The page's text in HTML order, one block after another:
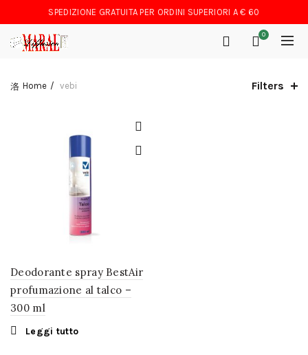
SPEDIZIONE GRATUITA PER ORDINI SUPERIORI A € 60
0
Home vebi Filters
Deodorante spray BestAir
profumazione al talco –
300 ml
Leggi tutto